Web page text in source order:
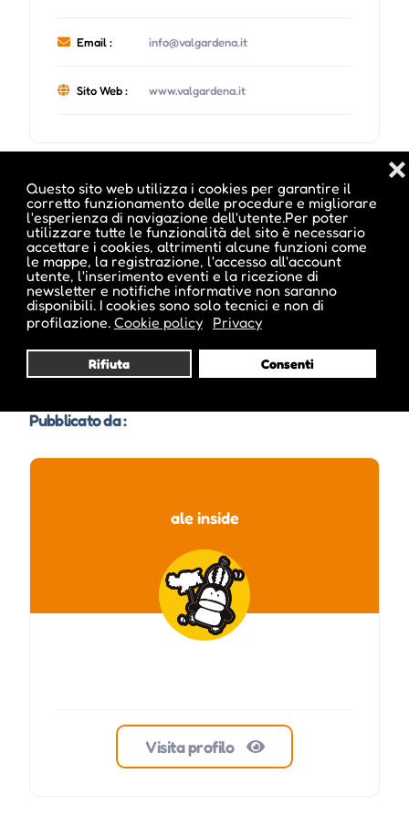
Questo sito web utilizza i cookies per garantire il
corretto funzionamento delle procedure e migliorare
l'esperienza di navigazione dell'utente.Per poter
utilizzare tutte le funzionalità del sito è necessario
accettare i cookies, altrimenti alcune funzioni come
le mappe, la registrazione, l'accesso all'account
utente, l'inserimento eventi e la ricezione di
newsletter e notifiche informative non saranno
disponibili. I cookies sono solo tecnici e non di
profilazione. Cookie policy Privacy
Rifiuta Consenti
❌
Email : info@valgardena.it
Sito Web : www.valgardena.it
Date e orari evento :
Pubblicato da :
ale inside
Visita profilo